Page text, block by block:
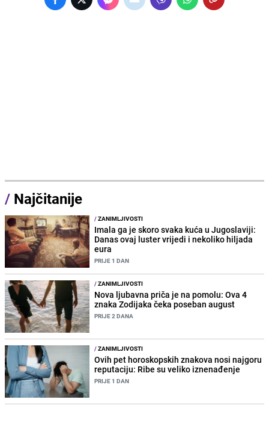
/ Najčitanije
/ZANIMLJIVOSTI
Imala ga je skoro svaka kuća u Jugoslaviji:
Danas ovaj luster vrijedi i nekoliko hiljada
eura
PRIJE 1 DAN
/ZANIMLJIVOSTI
Nova ljubavna priča je na pomolu: Ova 4
znaka Zodijaka čeka poseban august
PRIJE 2 DANA
/ZANIMLJIVOSTI
Ovih pet horoskopskih znakova nosi najgoru
reputaciju: Ribe su veliko iznenađenje
PRIJE 1 DAN